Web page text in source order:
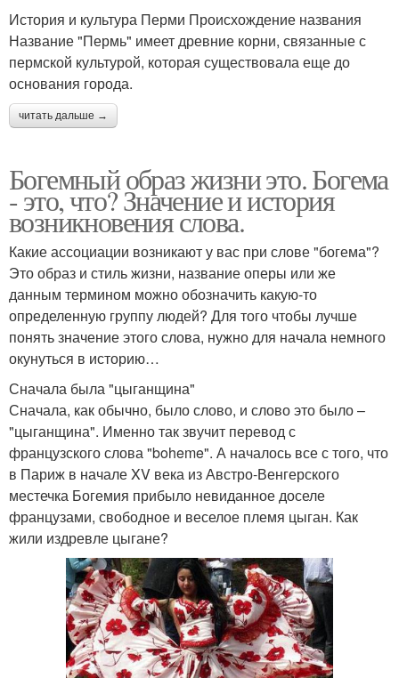
История и культура Перми Происхождение названия
Название "Пермь" имеет древние корни, связанные с
пермской культурой, которая существовала еще до
основания города.
читать дальше →
Богемный образ жизни это. Богема
- это, что? Значение и история
возникновения слова.
Какие ассоциации возникают у вас при слове "богема"?
Это образ и стиль жизни, название оперы или же
данным термином можно обозначить какую-то
определенную группу людей? Для того чтобы лучше
понять значение этого слова, нужно для начала немного
окунуться в историю…
Сначала была "цыганщина"
Сначала, как обычно, было слово, и слово это было –
"цыганщина". Именно так звучит перевод с
французского слова "boheme". А началось все с того, что
в Париж в начале XV века из Австро-Венгерского
местечка Богемия прибыло невиданное доселе
французами, свободное и веселое племя цыган. Как
жили издревле цыгане?